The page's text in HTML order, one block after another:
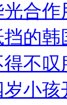
合作
的韩
不
岁小